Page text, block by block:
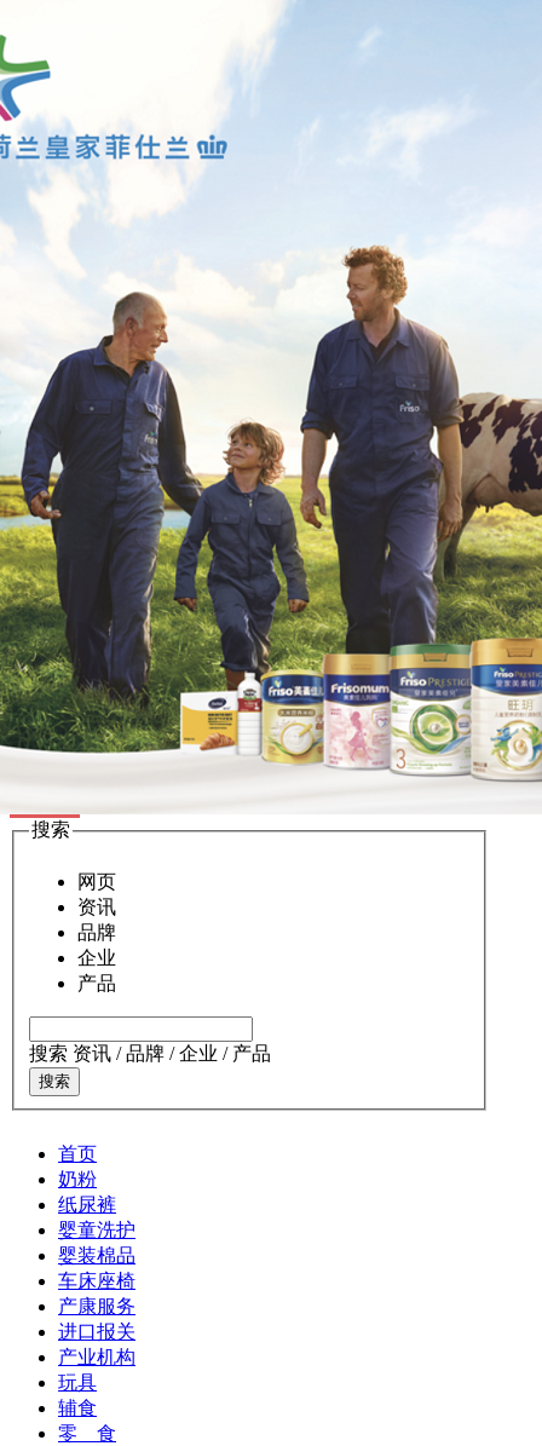
- 推动母婴产业健康·可持续发展
孕婴童行业动态，随时随地触手可及
新浪微博
腾讯微博
手机版
代理商登记 |免费注册 |登录
孕婴童导航
中婴婴童服饰网
中婴婴童食品网 ┆ 中婴童车网
中婴婴童食品网
中婴婴童用品网
中婴孕网
中婴婴童玩具网
孕婴童生活馆
孕婴童招商网
中婴孕婴童鞋网
中婴婴童寝居网 ┆ 儿童服装频道
中婴婴童洗护网┆婴童教育频道
孕婴机构频道
孕婴童研究中心┆ 中国孕婴童学院┆孕婴童人物
孕婴童品牌中心 ┆孕婴童渠道中心
孕婴童圈子
婴童人才网
频道导航
企业
┆ 品牌┆产品 ┆视频┆杂志 ┆
产品系列
资讯
┆专题┆专访 ┆展会┆经销加盟┆供求批发
微商机
┆代理商┆开店指导┆ 母婴区域站
搜索
网页
资讯
品牌
企业
产品
搜索 资讯 / 品牌 / 企业 / 产品
搜索
首页
奶粉
纸尿裤
婴童洗护
婴装棉品
车床座椅
产康服务
进口报关
产业机构
玩具
辅食
零 食